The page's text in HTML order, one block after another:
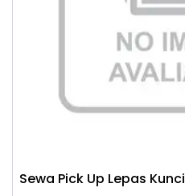
Sewa Pick Up Lepas